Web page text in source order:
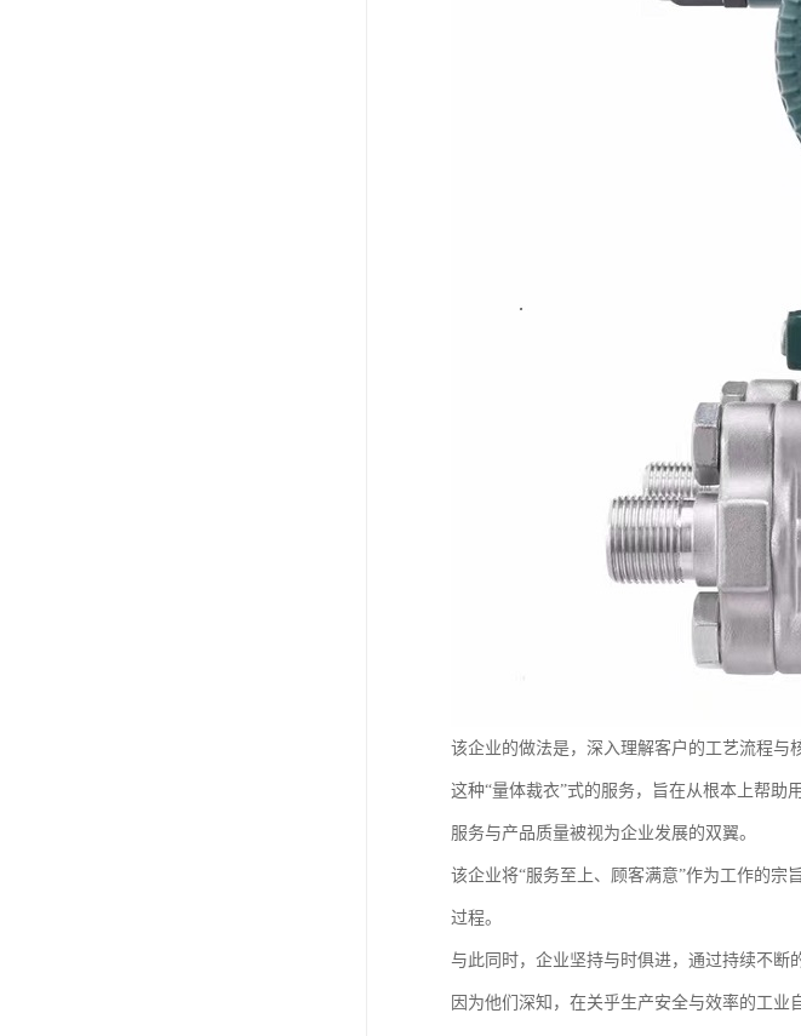
该企业的做法是，深入理解客户的工艺流程与
这种“量体裁衣”式的服务，旨在从根本上帮助
服务与产品质量被视为企业发展的双翼。
该企业将“服务至上、顾客满意”作为工作的
过程。
与此同时，企业坚持与时俱进，通过持续不断
因为他们深知，在关乎生产安全与效率的工业